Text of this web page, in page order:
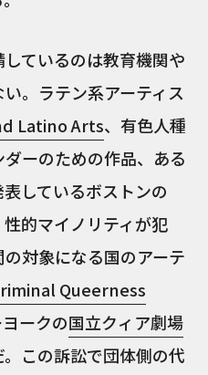
ているのは教育機関や
。ラテン系アーティス
Latino Arts、有色人種
ーのための作品、ある
しているボストンの
性的マイノリティが犯
対象になる国のアーテ
Queerness
ークの国立クィア劇場
この訴訟で団体側の代